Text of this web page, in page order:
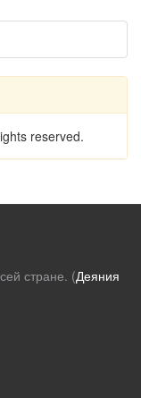
reserved.
стране. (Деяния